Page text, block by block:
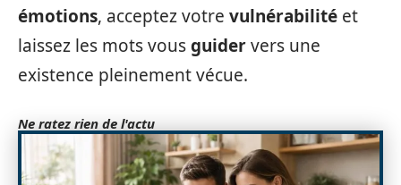
émotions, acceptez votre vulnérabilité et
laissez les mots vousguidervers une
existence pleinement vécue.
Ne ratez rien de l'actu